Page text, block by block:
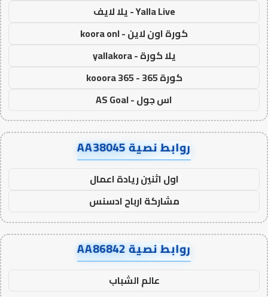
Yalla Live - يلا لايف
كورة اون لاين - koora onl
يلا كورة - yallakora
كورة 365 - kooora 365
اس جول - AS Goal
روابط نصية AA38045
اول اثنين ريادة اعمال
مشاركة ارباح ادسنس
روابط نصية AA86842
عالم الشباب